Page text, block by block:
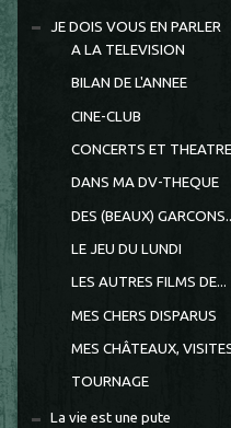
JE DOIS VOUS EN PARLER
A LA TELEVISION
BILAN DE L'ANNEE
CINE-CLUB
CONCERTS ET THEATRE
DANS MA DV-THEQUE
DES (BEAUX)
LE JEU DU LUNDI
LES AUTRES FILMS DE...
MES CHERS DISPARUS
MES CHÂTEAUX,
TOURNAGE
La vie est une pute